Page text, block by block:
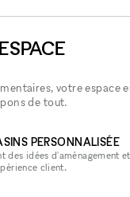
votre
de tout.
PERSONNALISÉE
des idées d'aménagement et
client.